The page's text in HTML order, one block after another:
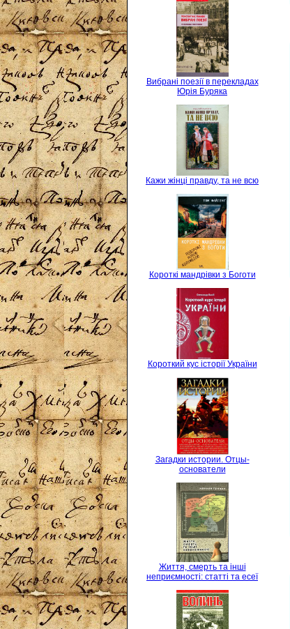
Вибрані поезії в перекладах
Юрія Буряка
Кажи жінці правду, та не всю
Короткі мандрівки з Боготи
Короткий кус історії України
Загадки истории. Отцы-
основатели
Життя, смерть та інші
неприємності: статті та есеї